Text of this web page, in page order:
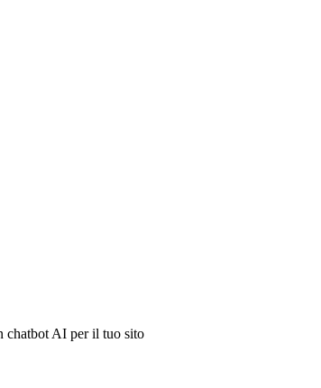
chatbot AI per il tuo sito